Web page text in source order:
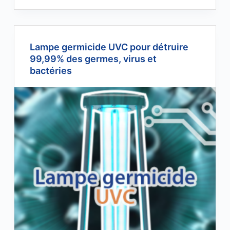
Lampe germicide UVC pour détruire
99,99% des germes, virus et
bactéries